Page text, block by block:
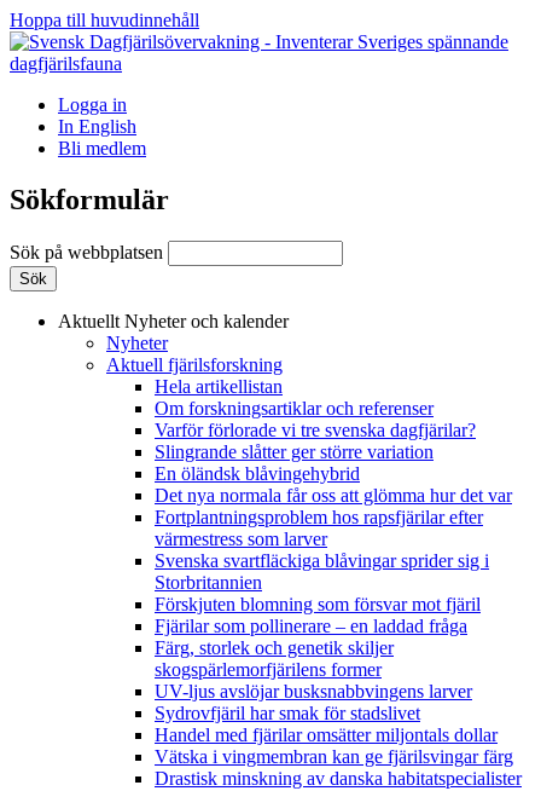
Hoppa till huvudinnehåll
Logga in
In English
Bli medlem
Sökformulär
Sök på webbplatsen
Aktuellt Nyheter och kalender
Nyheter
Aktuell fjärilsforskning
Hela artikellistan
Om forskningsartiklar och referenser
Varför förlorade vi tre svenska dagfjärilar?
Slingrande slåtter ger större variation
En öländsk blåvingehybrid
Det nya normala får oss att glömma hur det var
Fortplantningsproblem hos rapsfjärilar efter
värmestress som larver
Svenska svartfläckiga blåvingar sprider sig i
Storbritannien
Förskjuten blomning som försvar mot fjäril
Fjärilar som pollinerare – en laddad fråga
Färg, storlek och genetik skiljer
skogspärlemorfjärilens former
UV-ljus avslöjar busksnabbvingens larver
Sydrovfjäril har smak för stadslivet
Handel med fjärilar omsätter miljontals dollar
Vätska i vingmembran kan ge fjärilsvingar färg
Drastisk minskning av danska habitatspecialister